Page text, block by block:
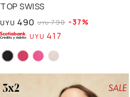
TOP SWISS
UYU 490 UYU 790 37
UYU 417